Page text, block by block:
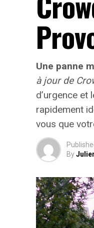
Une panne
à jour de
d’urgence et
rapidement
vous que
By